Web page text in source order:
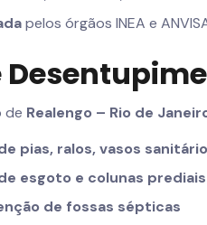
pelos órgãos INEA e
de Realengo – Rio de
pias, ralos, vasos
esgoto e colunas prediais
de fossas sépticas